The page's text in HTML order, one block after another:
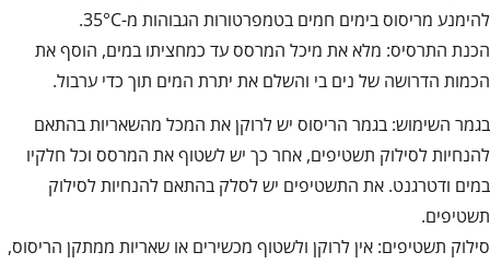
להימנע מריסוס בימים חמים בטמפרטורות הגבוהות מ-35°C.
הכנת התרסיס: מלא את מיכל המרסס עד כמחציתו במים, הוסף את
הכמות הדרושה של נים בי והשלם את יתרת המים תוך כדי ערבול.
בגמר השימוש: בגמר הריסוס יש לרוקן את המכל מהשאריות בהתאם
להנחיות לסילוק תשטיפים, אחר כך יש לשטוף את המרסס וכל חלקיו
במים ודטרגנט. את התשטיפים יש לסלק בהתאם להנחיות לסילוק
תשטיפים.
סילוק תשטיפים: אין לרוקן ולשטוף מכשירים או שאריות ממתקן הריסוס,